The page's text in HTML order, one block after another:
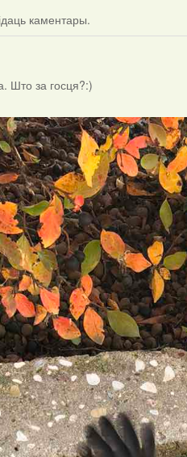
каментары.
Што за госця?:)